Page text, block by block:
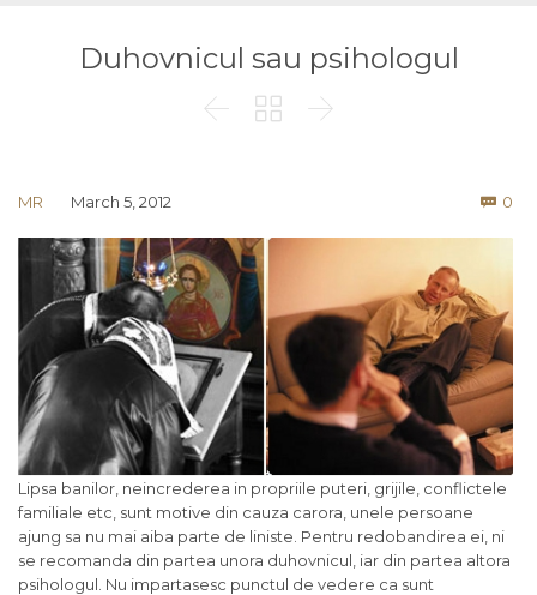
Duhovnicul sau psihologul
  
MR March 5, 2012  0
Lipsa banilor, neincrederea in propriile puteri, grijile, conflictele
familiale etc, sunt motive din cauza carora, unele persoane
ajung sa nu mai aiba parte de liniste. Pentru redobandirea ei, ni
se recomanda din partea unora duhovnicul, iar din partea altora
psihologul. Nu impartasesc punctul de vedere ca sunt